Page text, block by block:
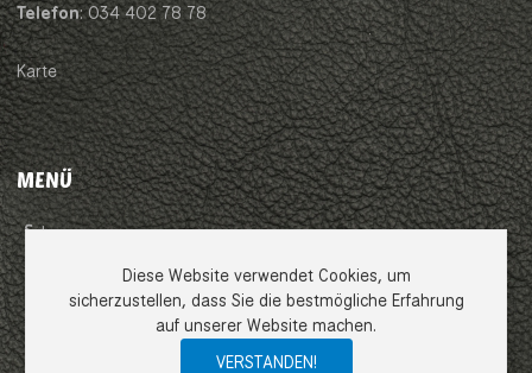
Telefon: 034 402 78 78
Karte
MENÜ
Impressum
Datenschutzerklärung
Diese Website verwendet Cookies, um
sicherzustellen, dass Sie die bestmögliche Erfahrung
auf unserer Website machen.
VERSTANDEN!